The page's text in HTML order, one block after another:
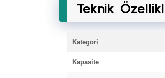
Teknik
Kategori
Kapasite